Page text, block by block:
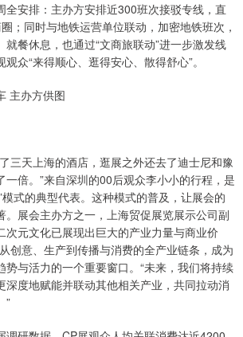
全安排：主办方安排近300班次接驳专线，直
；同时与地铁运营单位联动，加密地铁班次，
就餐休息，也通过“文商旅联动”进一步激发线
众“来得顺心、逛得安心、散得舒心”。
主办方供图
三天上海的酒店，逛展之外还去了迪士尼和豫
一倍。”来自深圳的00后观众李小小的行程，是
模式的典型代表。这种模式的普及，让展会的
。展会主办方之一，上海贸促展览展示公司副
次元文化已展现出巨大的产业力量与商业价
创意、生产到传播与消费的全产业链条，成为
势与活力的一个重要窗口。“未来，我们将持续
深度地赋能并联动其他相关产业，共同拉动消
”